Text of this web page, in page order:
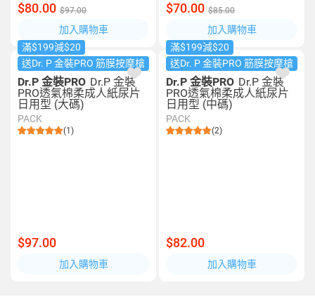
$80.00 $97.00
加入購物車
$70.00 $85.00
加入購物車
滿$199減$20
送Dr. P 金裝PRO 筋膜按摩槍
Dr.P 金裝PRO Dr.P 金裝
PRO透氣棉柔成人紙尿片
日用型 (大碼)
PACK
(1)
$97.00
加入購物車
滿$199減$20
送Dr. P 金裝PRO 筋膜按摩槍
Dr.P 金裝PRO Dr.P 金裝
PRO透氣棉柔成人紙尿片
日用型 (中碼)
PACK
(2)
$82.00
加入購物車